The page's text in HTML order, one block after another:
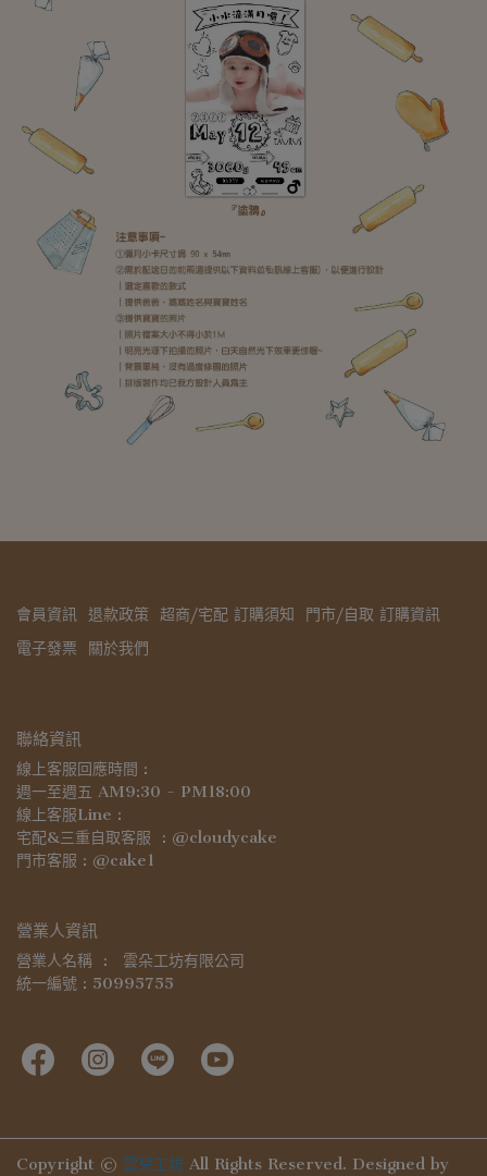
會員資訊 退款政策 超商/宅配 訂購須知
門市/自取 訂購資訊
電子發票
關於我們
聯絡資訊
線上客服回應時間 :
週一至週五 AM9:30 - PM18:00
線上客服Line :
宅配&三重自取客服  : @cloudycake
門市客服 : @cake1
營業人資訊
營業人名稱  :　雲朵工坊有限公司
統一編號 : 50995755
Copyright © 雲兒工坊 All Rights Reserved. Designed by